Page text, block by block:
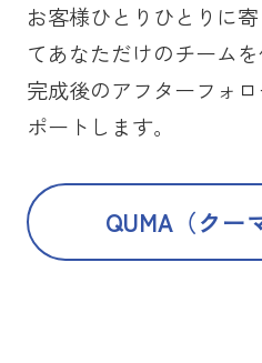
お客様ひとりひとりに
てあなただけのチーム
完成後のアフターフォ
ポートします。
QUMA（クー